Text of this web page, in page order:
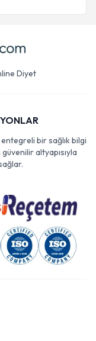
Diyet
bir sağlık bilgi
altyapısıyla